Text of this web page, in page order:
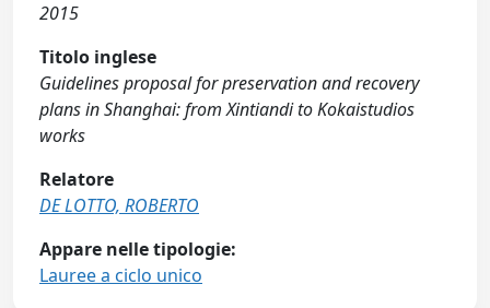
2015
Titolo inglese
Guidelines proposal for preservation and recovery
plans in Shanghai: from Xintiandi to Kokaistudios
works
Relatore
DE LOTTO, ROBERTO
Appare nelle tipologie:
Lauree a ciclo unico